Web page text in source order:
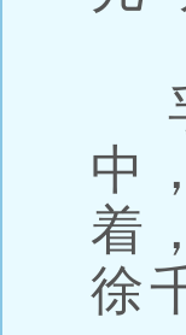
中
着
徐